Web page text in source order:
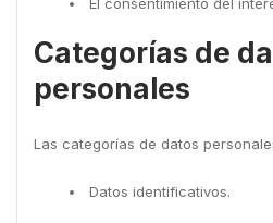
Categorías de
personales
Las categorías de datos
Datos identificativos.